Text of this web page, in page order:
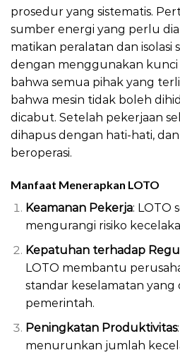
prosedur yang sistematis.
sumber energi yang perlu
matikan peralatan dan isolasi
dengan menggunakan kunci
bahwa semua pihak yang
bahwa mesin tidak boleh
dicabut. Setelah pekerjaan
dihapus dengan hati-hati,
beroperasi.
Manfaat Menerapkan LOTO
Keamanan Pekerja: LOTO
mengurangi risiko
Kepatuhan terhadap
LOTO membantu
standar keselamatan
pemerintah.
Peningkatan Produktivitas
menurunkan jumlah